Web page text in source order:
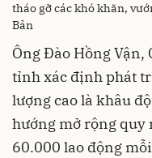
tháo gỡ các khó khăn,
Bản
Ông Đào Hồng Vận,
tỉnh xác định phát
lượng cao là khâu
hướng mở rộng quy
60.000 lao động